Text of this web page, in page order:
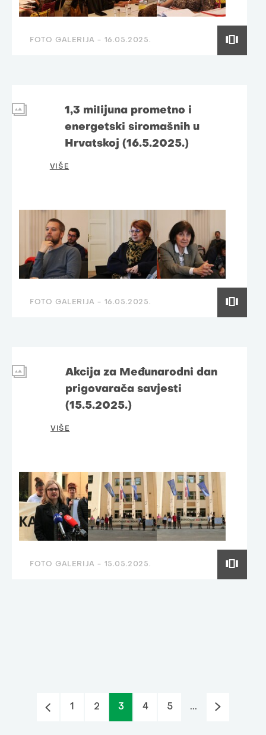
FOTO GALERIJA - 16.05.2025.
1,3 milijuna prometno i
energetski siromašnih u
Hrvatskoj (16.5.2025.)
VIŠE
FOTO GALERIJA - 16.05.2025.
Akcija za Međunarodni dan
prigovarača savjesti
(15.5.2025.)
VIŠE
FOTO GALERIJA - 15.05.2025.
1 2 3 4 5 ...